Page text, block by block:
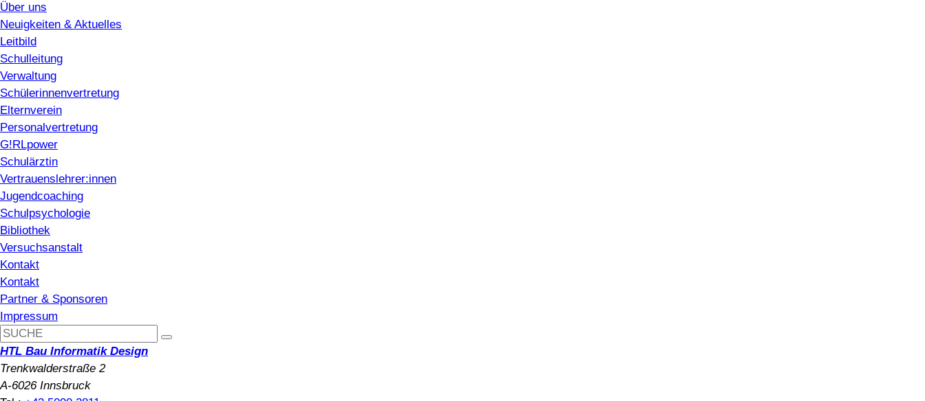
Über uns
Neuigkeiten & Aktuelles
Leitbild
Schulleitung
Verwaltung
Schülerinnenvertretung
Elternverein
Personalvertretung
G!RLpower
Schulärztin
Vertrauenslehrer:innen
Jugendcoaching
Schulpsychologie
Bibliothek
Versuchsanstalt
Kontakt
Kontakt
Partner & Sponsoren
Impressum
HTL Bau Informatik Design
Trenkwalderstraße 2
A-6026 Innsbruck